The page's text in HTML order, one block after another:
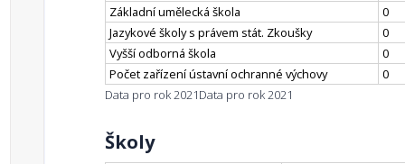
Základní umělecká škola
0
Jazykové školy s právem stát. Zkoušky
0
Vyšší odborná škola
0
Počet zařízení ústavní ochranné výchovy
0
Data pro rok 2021Data pro rok 2021
Školy